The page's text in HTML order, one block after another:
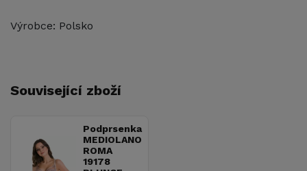
Výrobce: Polsko
Související zboží
Podprsenka
MEDIOLANO
ROMA
19178